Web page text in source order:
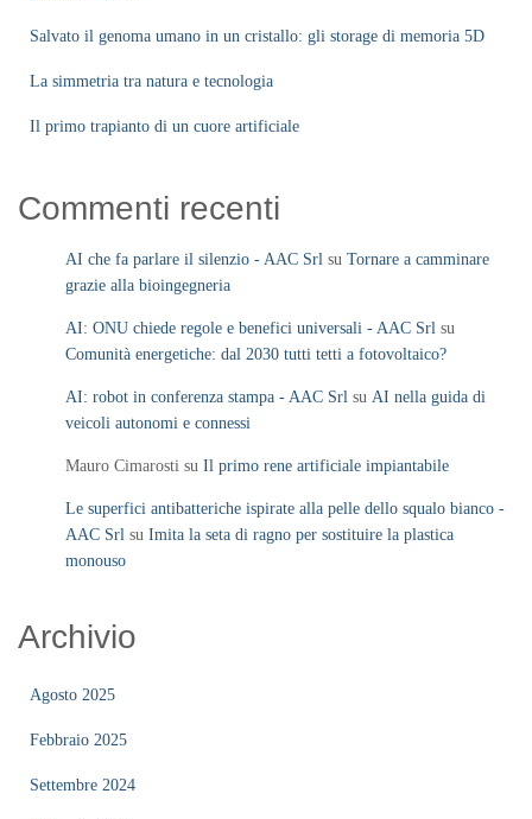
Salvato il genoma umano in un cristallo: gli storage di memoria 5D
La simmetria tra natura e tecnologia
Il primo trapianto di un cuore artificiale
Commenti recenti
AI che fa parlare il silenzio - AAC Srl su Tornare a camminare
grazie alla bioingegneria
AI: ONU chiede regole e benefici universali - AAC Srl su
Comunità energetiche: dal 2030 tutti tetti a fotovoltaico?
AI: robot in conferenza stampa - AAC Srl su AI nella guida di
veicoli autonomi e connessi
Mauro Cimarosti su Il primo rene artificiale impiantabile
Le superfici antibatteriche ispirate alla pelle dello squalo bianco -
AAC Srl su Imita la seta di ragno per sostituire la plastica
monouso
Archivio
Agosto 2025
Febbraio 2025
Settembre 2024